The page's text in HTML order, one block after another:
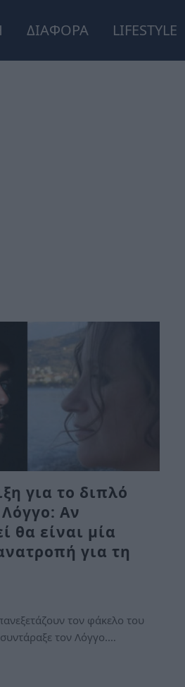
ΔΙΑΦΟΡΑ LIFESTYLE
για το διπλό
Αν
θα είναι μία
για τη
τον φάκελο του
τον Λόγγο.…